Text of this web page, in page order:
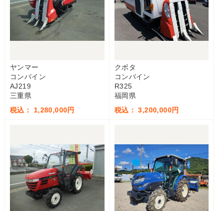
ヤンマー
コンバイン
AJ219
三重県
税込： 1,280,000円
クボタ
コンバイン
R325
福岡県
税込： 3,200,000円